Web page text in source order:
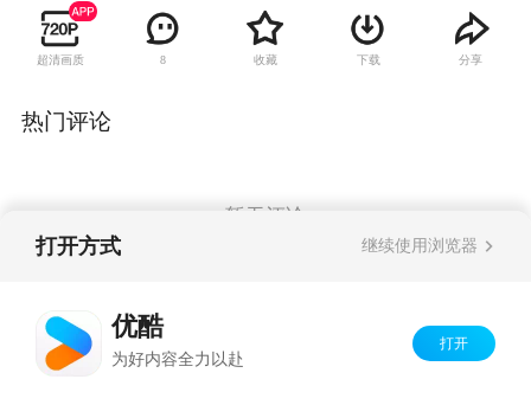
籍。孔一白怀疑是神秘偷书组织“落花宫”发誓报
仇，与南湖楼同样名闻天下的风满楼也派出三少
爷敖少方收书，却赶上一个叫云儿的姑娘斥责众
超清画质 8 收藏 下载 分享
热门评论
暂无评论
打开方式 继续使用浏览器
优酷
为好内容全力以赴
打开